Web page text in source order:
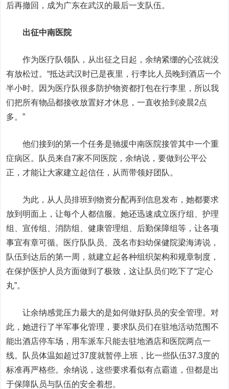
后再撤回，成为广东在武汉的最后一支队伍。
出征中南医院
作为医疗队领队，从出征之日起，余纳紧绷的心弦就没
有放松过。“抵达武汉时已是夜里，行李比人员晚到酒店一个
半小时。因为医疗队很多防护物资都打包在行李里，所以我
们把所有物品都接收放置好才休息，一直收拾到凌晨2点
多。”
他们接到的第一个任务是驰援中南医院接管其中一个重
症病区。队员来自7家不同医院，余纳说，要做到公平公
正，才能让大家建立起信任，从而带领好团队。
为此，从人员排班到物资分配再到信息发布，她都要求
放到明面上，让每个人都信服。她还迅速成立医疗组、护理
组、宣传组、消防组、健康管理组、后勤保障组等，让各项
事宜有章可循。医疗队队员、茂名市妇幼保健院梁海涛说，
队伍到达后的第一周，就建立起各种组织架构和规章制度，
在保护医护人员方面做到了极致，这让队员们吃下了“定心
丸”。
让余纳感觉压力最大的是如何做好队员的安全管理。对
此，她进行了半军事化管理，要求队员们在驻地活动范围不
能出酒店停车场，用车派车只能去驻地酒店和医院两点一
线。队员体温如超过37度就暂停上班，比一些队伍37.3度的
标准再严格些。余纳说，这些要求看似有点霸道，但都是出
于保障队员与队伍的安全着想。